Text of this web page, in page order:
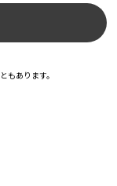
もあります。